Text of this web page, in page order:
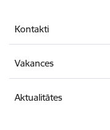
Kontakti
Vakances
Aktualitātes